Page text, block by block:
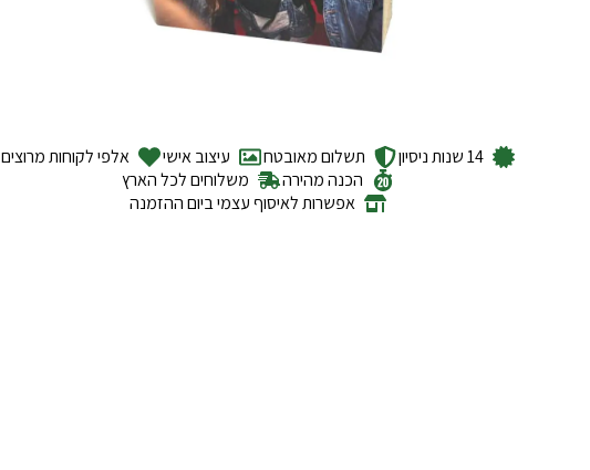
14 שנות ניסיון תשלום מאובטח עיצוב אישי
אלפי לקוחות מרוצים
הכנה מהירה
משלוחים לכל הארץ
אפשרות לאיסוף עצמי ביום ההזמנה